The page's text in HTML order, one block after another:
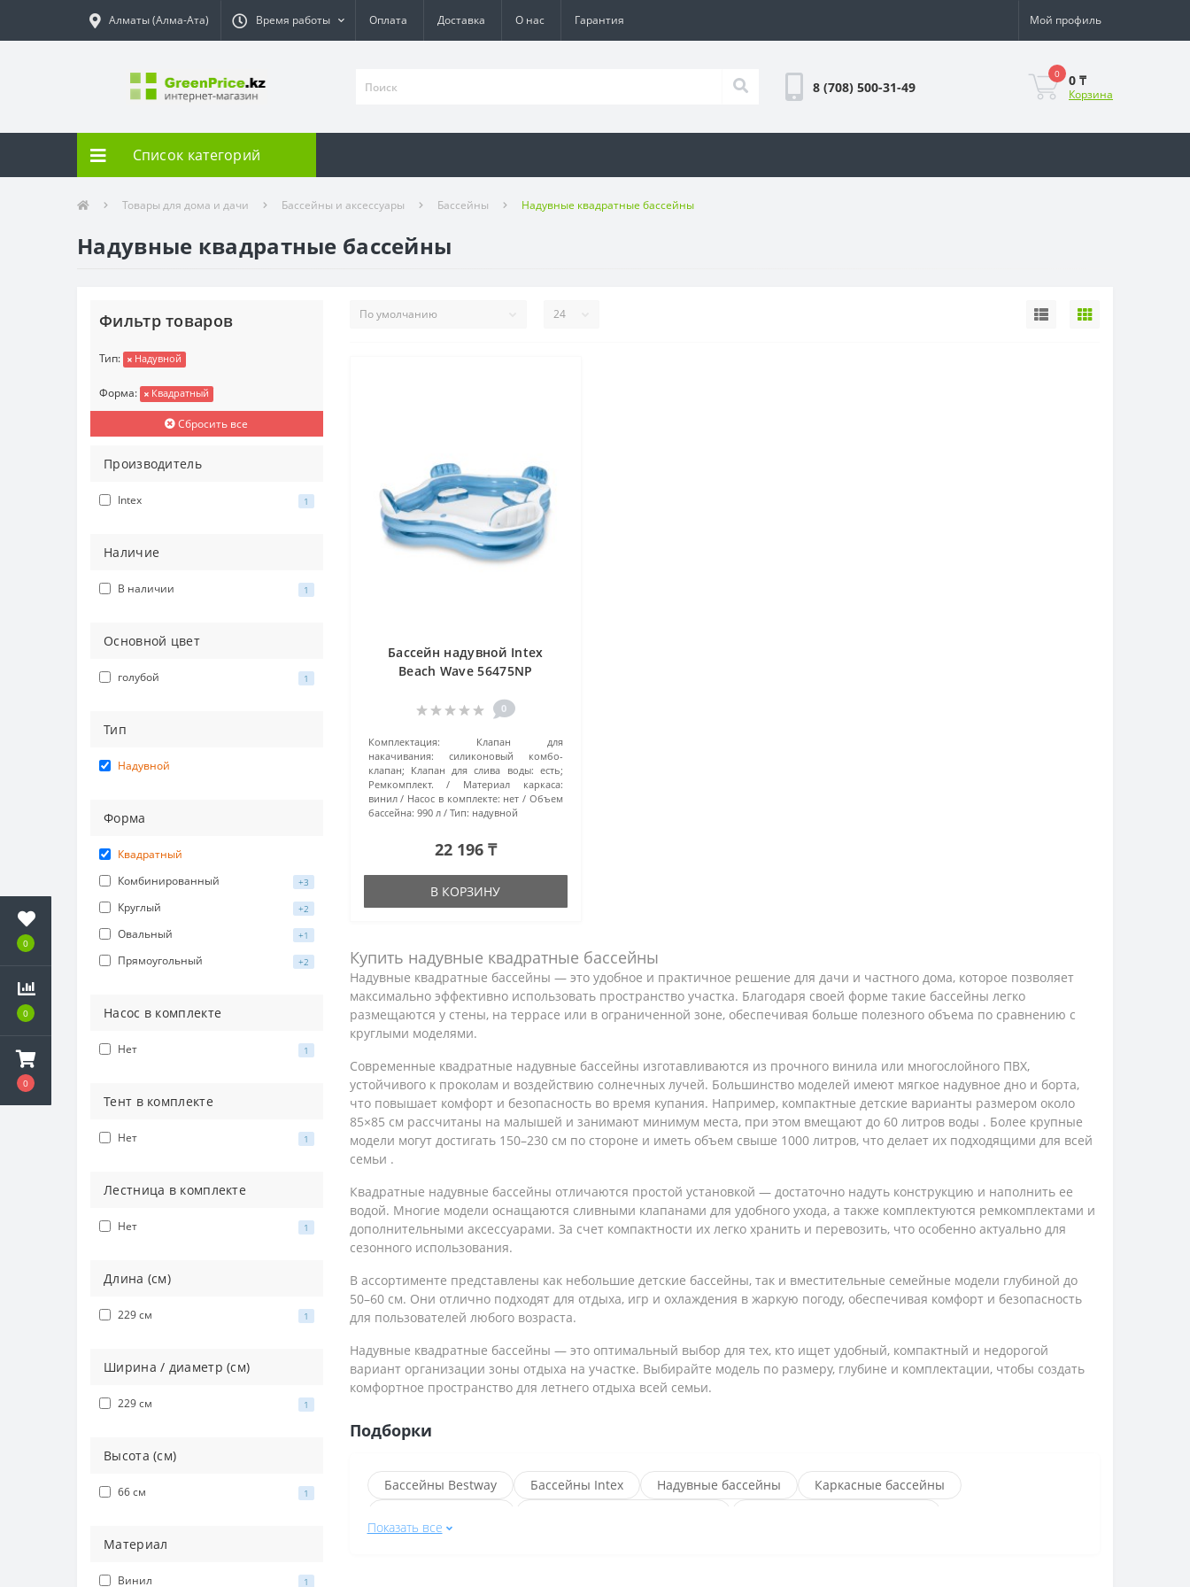
0
0
0
Алматы (Алма-Ата) Время работы Оплата Доставка О нас Гарантия Мой профиль
8 (708) 500-31-49
0 0 ₸
Корзина
Список категорий
Товары для дома и дачи Бассейны и аксессуары Бассейны Надувные квадратные бассейны
Надувные квадратные бассейны
Фильтр товаров
Тип: Надувной
Форма: Квадратный
Сбросить все
Производитель
Intex 1
Наличие
В наличии 1
Основной цвет
голубой 1
Тип
Надувной
Форма
Квадратный
Комбинированный
+3
Круглый +2
Овальный +1
Прямоугольный +2
Насос в комплекте
Нет 1
Тент в комплекте
Нет 1
Лестница в комплекте
Нет 1
Длина (см)
229 см 1
Ширина / диаметр (см)
229 см 1
Высота (см)
66 см 1
Материал
Винил 1
Бассейн надувной Intex
Beach Wave 56475NP
0
Комплектация:
Клапан для
накачивания: силиконовый комбо-
клапан; Клапан для слива воды: есть;
Ремкомплект.
Материал каркаса:
винил
Насос в комплекте: нет
Объем
бассейна: 990 л Тип: надувной
22 196 ₸
В КОРЗИНУ
Купить надувные квадратные бассейны
Надувные квадратные бассейны — это удобное и практичное решение для дачи и частного дома, которое позволяет
максимально эффективно использовать пространство участка. Благодаря своей форме такие бассейны легко
размещаются у стены, на террасе или в ограниченной зоне, обеспечивая больше полезного объема по сравнению с
круглыми моделями.
Современные квадратные надувные бассейны изготавливаются из прочного винила или многослойного ПВХ,
устойчивого к проколам и воздействию солнечных лучей. Большинство моделей имеют мягкое надувное дно и борта,
что повышает комфорт и безопасность во время купания. Например, компактные детские варианты размером около
85×85 см рассчитаны на малышей и занимают минимум места, при этом вмещают до 60 литров воды . Более крупные
модели могут достигать 150–230 см по стороне и иметь объем свыше 1000 литров, что делает их подходящими для всей
семьи .
Квадратные надувные бассейны отличаются простой установкой — достаточно надуть конструкцию и наполнить ее
водой. Многие модели оснащаются сливными клапанами для удобного ухода, а также комплектуются ремкомплектами и
дополнительными аксессуарами. За счет компактности их легко хранить и перевозить, что особенно актуально для
сезонного использования.
В ассортименте представлены как небольшие детские бассейны, так и вместительные семейные модели глубиной до
50–60 см. Они отлично подходят для отдыха, игр и охлаждения в жаркую погоду, обеспечивая комфорт и безопасность
для пользователей любого возраста.
Надувные квадратные бассейны — это оптимальный выбор для тех, кто ищет удобный, компактный и недорогой
вариант организации зоны отдыха на участке. Выбирайте модель по размеру, глубине и комплектации, чтобы создать
комфортное пространство для летнего отдыха всей семьи.
Подборки
Бассейны Bestway Бассейны Intex Надувные бассейны
Каркасные бассейны
Показать все